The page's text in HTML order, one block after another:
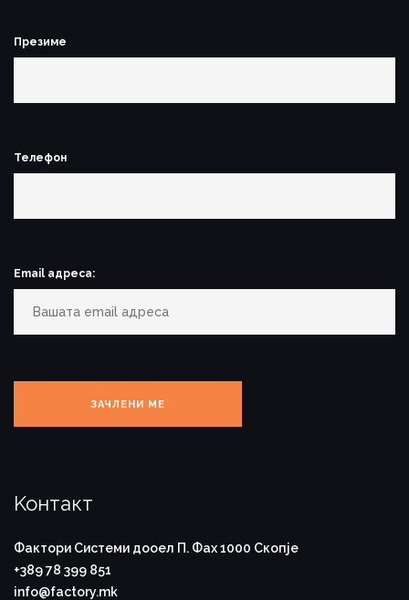
Презиме
Телефон
Email адреса:
Koнтакт
Фактори Системи дооел П. Фах 1000 Скопје
+389 78 399 851
info@factory.mk